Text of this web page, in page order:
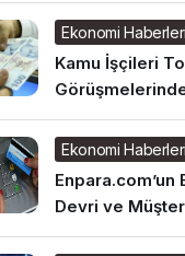
Ekonomi Haberleri
Kamu İşçileri
Ekonomi Haberleri
Enpara.com’un
Devri ve